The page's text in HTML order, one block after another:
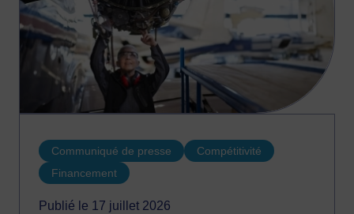
Communiqué de presse
Compétitivité
Financement
Publié le 17 juillet 2026